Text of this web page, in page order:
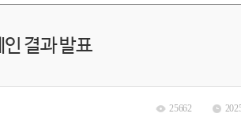
결과 발표
25662